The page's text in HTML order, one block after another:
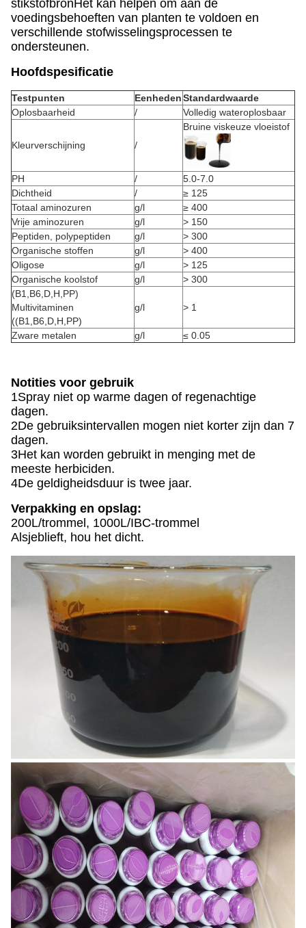
stikstofbronHet kan helpen om aan de
voedingsbehoeften van planten te voldoen en
verschillende stofwisselingsprocessen te
ondersteunen.
Hoofdspesificatie
Testpunten EenhedenStandardwaarde
Oplosbaarheid
/ Volledig wateroplosbaar
Kleurverschijning /
Bruine viskeuze vloeistof
PH /
5.0-7.0
Dichtheid
/
≥ 125
Totaal aminozuren
g/l
≥ 400
Vrije aminozuren
g/l
> 150
Peptiden, polypeptiden
g/l
> 300
Organische stoffen
g/l
> 400
Oligose
g/l
> 125
Organische koolstof
g/l
> 300
(B1,B6,D,H,PP)
Multivitaminen
((B1,B6,D,H,PP)
g/l > 1
Zware metalen g/l ≤ 0.05
Notities voor gebruik
1Spray niet op warme dagen of regenachtige
dagen.
2De gebruiksintervallen mogen niet korter zijn dan 7
dagen.
3Het kan worden gebruikt in menging met de
meeste herbiciden.
4De geldigheidsduur is twee jaar.
Verpakking en opslag:
200L/trommel, 1000L/IBC-trommel
Alsjeblieft, hou het dicht.